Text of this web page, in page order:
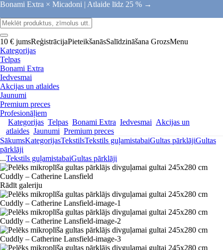
Bonami Extra × Micadoni | Atlaide līdz 25 % →
10 € jumsReģistrācijaPieteikšanāsSalīdzināšana GrozsMenu
Kategorijas
Telpas
Bonami Extra
Iedvesmai
Akcijas un atlaides
Jaunumi
Premium preces
Profesionāļiem
Kategorijas Telpas Bonami Extra Iedvesmai Akcijas un
atlaides Jaunumi Premium preces
SākumsKategorijasTekstilsTekstils guļamistabaiGultas pārklājiGultas
pārklāji
...Tekstils guļamistabaiGultas pārklāji
Rādīt galeriju